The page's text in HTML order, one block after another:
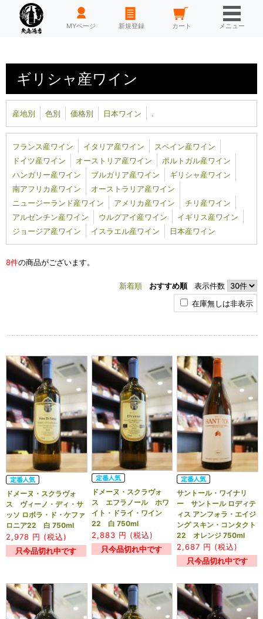
HOME MYページ 新規登録 カート メニュー
ギリシャ産ワイン
産地別 色別 価格別 日本ワイン .
フランス産ワイン イタリア産ワイン
スペイン産ワイン
ドイツ産ワイン
オーストリア産ワイン
ポルトガル産ワイン
ハンガリー産ワイン
ブルガリア産ワイン
ギリシャ産ワイン
南アフリカ産ワイン
オーストラリア産ワイン
ニュージーランド産ワイン
アメリカ産ワイン
チリ産ワイン
アルゼンチン産ワイン
ウルグアイ産ワイン
イギリス産ワイン
ジョージア産ワイン
イスラエル産ワイン 日本産ワイン
8件の商品がございます。
新着順 おすすめ順表示件数
在庫無しは非表示
ドメーヌ・スクラヴォ
ス ヴィーノ・ディ・サ
ッソ ロボラ・ド・ケファ
ロニア22 白 750ml
2,978 円 (税込)
只今品切れ中です
ドメーヌ・スクラヴォ
ス エフラノール ホワ
イト・ドライ・ワイン
22 白 750ml
2,883 円 (税込)
只今品切れ中です
サントール・ワイナリ
ー サントール ロディテ
ィス アンフォラ・エイジ
ング スキン・コンタクト
22 オレンジ 750ml
2,687 円 (税込)
只今品切れ中です